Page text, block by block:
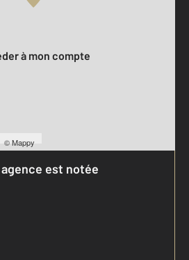
©Mappy
à mon compte
est notée